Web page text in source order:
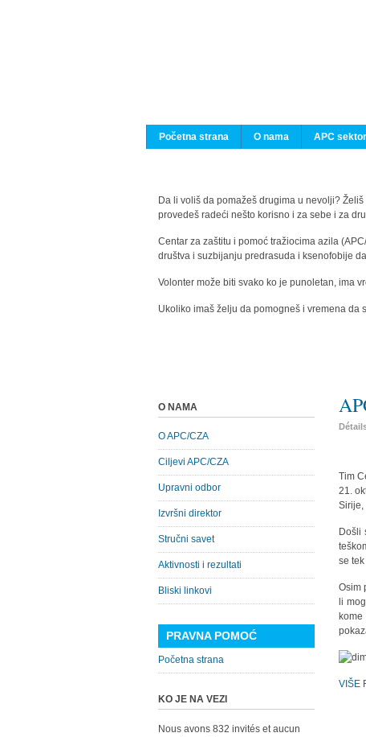
Početna strana
O nama APC
Da li voliš da pomažeš drugima u nevolji?
provedeš radeći nešto korisno i za sebe i za
Centar za zaštitu i pomoć tražiocima azila
društva i suzbijanju predrasuda i ksenofobije
Volonter može biti svako ko je punoletan, ima
Ukoliko imaš želju da pomogneš i vremena da
Tim
21.
Sirije,
Došli
se
Osim
li
VIŠE
O NAMA
O APC/CZA
Ciljevi APC/CZA
Upravni odbor
Izvršni direktor
Stručni savet
Aktivnosti i rezultati
Bliski linkovi
PRAVNA POMOĆ
Početna strana
KO JE NA VEZI
Nous avons 832 invités et aucun